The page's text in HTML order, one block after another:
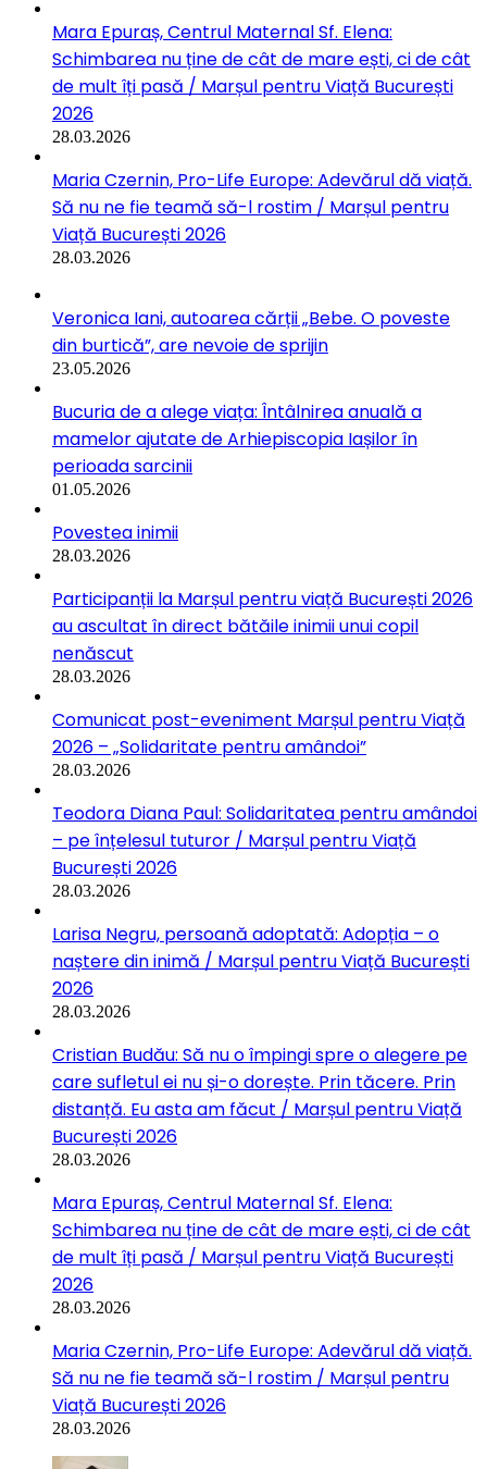
Mara Epuraș, Centrul Maternal Sf. Elena:
Schimbarea nu ține de cât de mare ești, ci de cât
de mult îți pasă / Marșul pentru Viață București
2026
28.03.2026
Maria Czernin, Pro-Life Europe: Adevărul dă viață.
Să nu ne fie teamă să-l rostim / Marșul pentru
Viață București 2026
28.03.2026
Veronica Iani, autoarea cărții „Bebe. O poveste
din burtică”, are nevoie de sprijin
23.05.2026
Bucuria de a alege viața: Întâlnirea anuală a
mamelor ajutate de Arhiepiscopia Iașilor în
perioada sarcinii
01.05.2026
Povestea inimii
28.03.2026
Participanții la Marșul pentru viață București 2026
au ascultat în direct bătăile inimii unui copil
nenăscut
28.03.2026
Comunicat post-eveniment Marșul pentru Viață
2026 – „Solidaritate pentru amândoi”
28.03.2026
Teodora Diana Paul: Solidaritatea pentru amândoi
– pe înțelesul tuturor / Marșul pentru Viață
București 2026
28.03.2026
Larisa Negru, persoană adoptată: Adopția – o
naștere din inimă / Marșul pentru Viață București
2026
28.03.2026
Cristian Budău: Să nu o împingi spre o alegere pe
care sufletul ei nu și-o dorește. Prin tăcere. Prin
distanță. Eu asta am făcut / Marșul pentru Viață
București 2026
28.03.2026
Mara Epuraș, Centrul Maternal Sf. Elena:
Schimbarea nu ține de cât de mare ești, ci de cât
de mult îți pasă / Marșul pentru Viață București
2026
28.03.2026
Maria Czernin, Pro-Life Europe: Adevărul dă viață.
Să nu ne fie teamă să-l rostim / Marșul pentru
Viață București 2026
28.03.2026